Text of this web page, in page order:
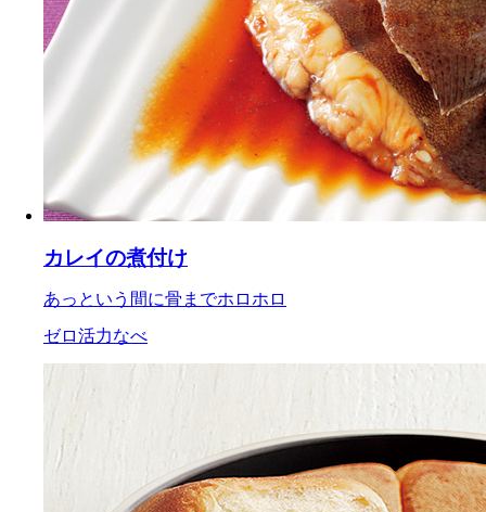
カレイの煮付け
あっという間に骨までホロホロ
ゼロ活力なべ